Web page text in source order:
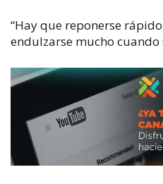
“Hay que reponerse
endulzarse mucho cuando